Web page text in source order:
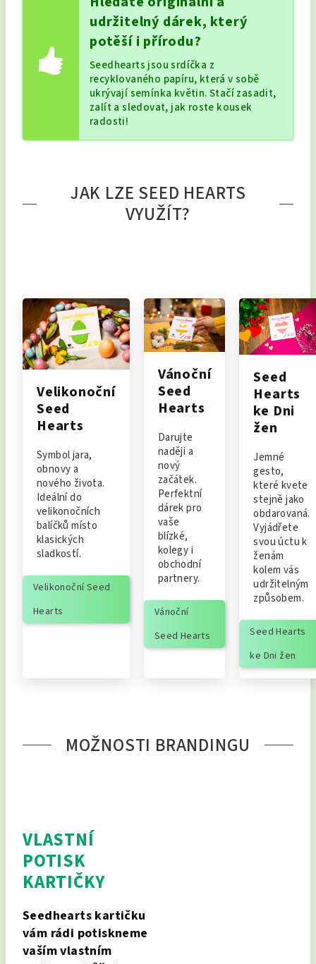
udržitelný dárek, který
potěší i přírodu?
Seedhearts jsou srdíčka z
recyklovaného papíru, která v sobě
ukrývají semínka květin. Stačí zasadit,
zalít a sledovat, jak roste kousek
radosti!
JAK LZE SEED HEARTS
VYUŽÍT?
Velikonoční
Seed
Hearts
Symbol jara,
obnovy a
nového života.
Ideální do
velikonočních
balíčků místo
klasických
sladkostí.
Velikonoční Seed
Hearts
Vánoční
Seed
Hearts
Darujte
naději a
nový
začátek.
Perfektní
dárek pro
vaše
blízké,
kolegy i
obchodní
partnery.
Vánoční
Seed Hearts
Seed
Hearts
ke Dni
žen
Jemné
gesto,
které kvete
stejně jako
obdarovaná.
Vyjádřete
svou úctu k
ženám
kolem vás
udržitelným
způsobem.
Seed Hearts
ke Dni žen
MOŽNOSTI BRANDINGU
VLASTNÍ
POTISK
KARTIČKY
Seedhearts kartičku
vám rádi potiskneme
vaším vlastním